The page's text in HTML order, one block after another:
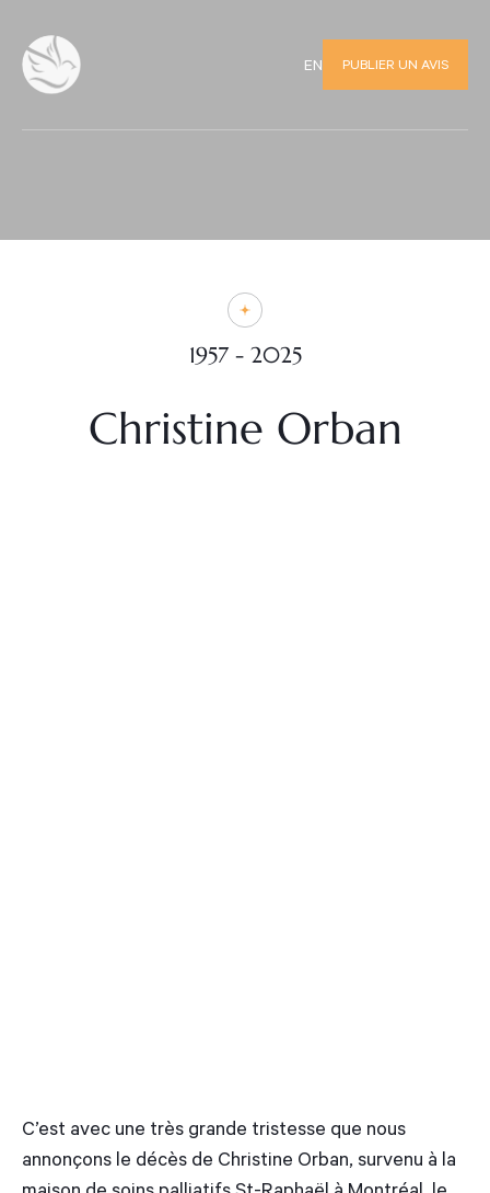
EN PUBLIER UN AVIS
1957 - 2025
Christine Orban
C’est avec une très grande tristesse que nous
annonçons le décès de Christine Orban, survenu à la